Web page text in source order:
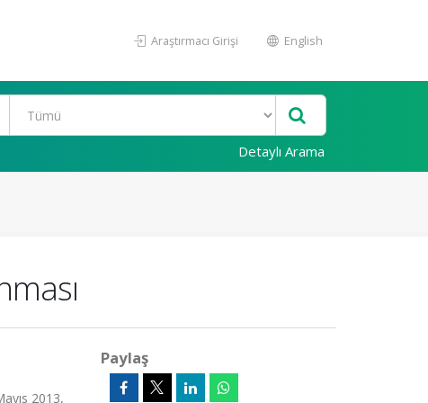
Araştırmacı Girişi English
Detaylı Arama
2013,
Paylaş